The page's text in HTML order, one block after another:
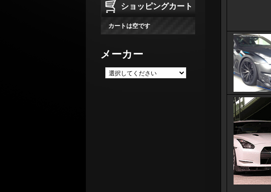
ショッピングカート
カートは空です
メーカー